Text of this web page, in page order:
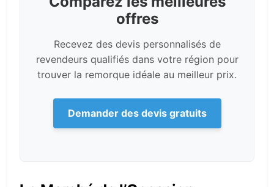
offres
Recevez des devis personnalisés de
revendeurs qualifiés dans votre région pour
trouver la remorque idéale au meilleur prix.
Demander des devis gratuits